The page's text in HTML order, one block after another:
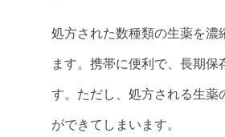
処方された数種類の生薬を濃
ます。携帯に便利で、長期
す。ただし、処方される生薬
ができてしまいます。